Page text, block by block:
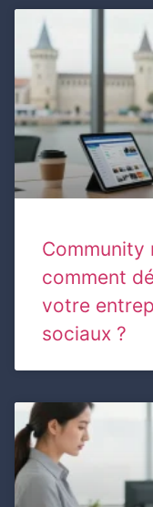
Community
comment
votre
sociaux ?